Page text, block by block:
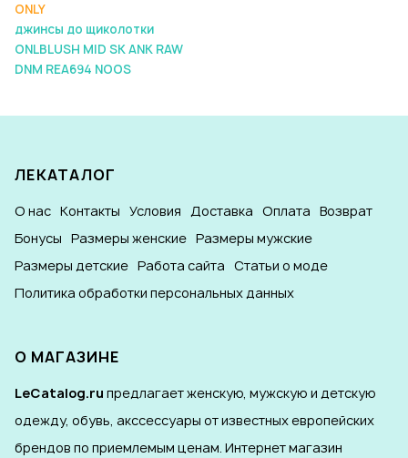
ONLY
джинсы до щиколотки
ONLBLUSH MID SK ANK RAW
DNM REA694 NOOS
ЛЕКАТАЛОГ
О нас Контакты Условия Доставка Оплата Возврат
Бонусы Размеры женские Размеры мужские
Размеры детские Работа сайта Статьи о моде
Политика обработки персональных данных
О МАГАЗИНЕ
LeCatalog.ru предлагает женскую, мужскую и детскую
одежду, обувь, акссессуары от известных европейских
брендов по приемлемым ценам. Интернет магазин